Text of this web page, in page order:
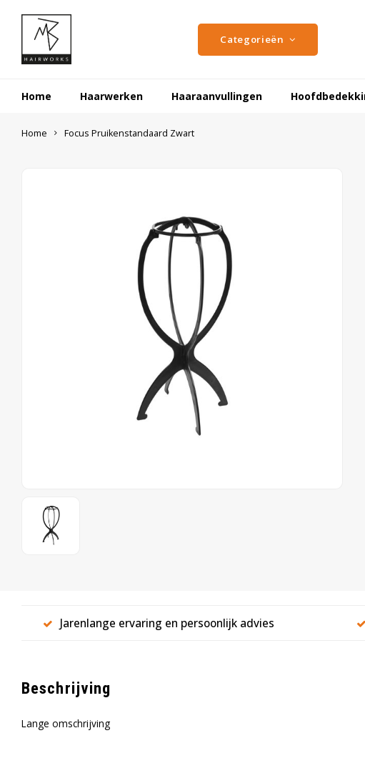
Categorieën
Home Haarwerken Haaraanvullingen
Home Focus Pruikenstandaard Zwart
Jarenlange ervaring en persoonlijk advies
Beschrijving
Lange omschrijving